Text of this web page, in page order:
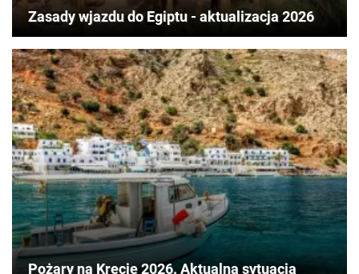
Zasady wjazdu do Egiptu - aktualizacja 2026
Pożary na Krecie 2026. Aktualna sytuacja